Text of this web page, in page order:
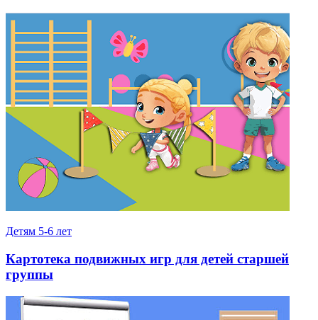
Детям 5-6 лет
Картотека подвижных игр для детей старшей
группы